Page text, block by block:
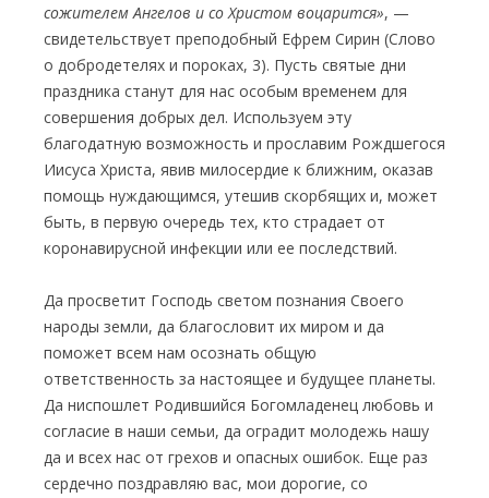
сожителем Ангелов и со Христом воцарится», —
свидетельствует преподобный Ефрем Сирин (Слово
о добродетелях и пороках, 3). Пусть святые дни
праздника станут для нас особым временем для
совершения добрых дел. Используем эту
благодатную возможность и прославим Рождшегося
Иисуса Христа, явив милосердие к ближним, оказав
помощь нуждающимся, утешив скорбящих и, может
быть, в первую очередь тех, кто страдает от
коронавирусной инфекции или ее последствий.
Да просветит Господь светом познания Своего
народы земли, да благословит их миром и да
поможет всем нам осознать общую
ответственность за настоящее и будущее планеты.
Да ниспошлет Родившийся Богомладенец любовь и
согласие в наши семьи, да оградит молодежь нашу
да и всех нас от грехов и опасных ошибок. Еще раз
сердечно поздравляю вас, мои дорогие, со